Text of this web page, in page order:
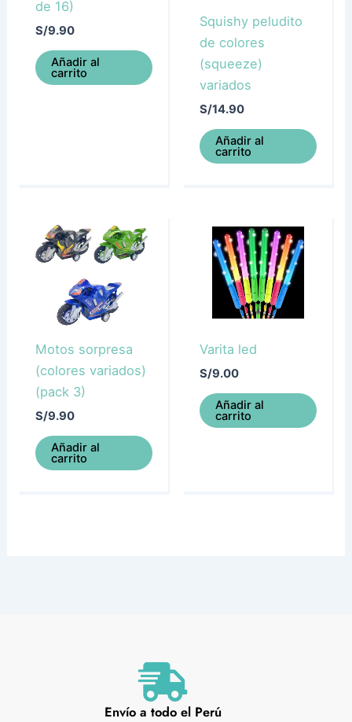
de 16)
S/9.90
Añadir al
carrito
Squishy peludito
de colores
(squeeze)
variados
S/14.90
Añadir al
carrito
Motos sorpresa
(colores variados)
(pack 3)
S/9.90
Añadir al
carrito
Varita led
S/9.00
Añadir al
carrito
Envío a todo el Perú